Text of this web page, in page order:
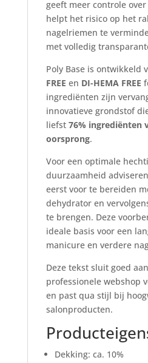
geeft meer controle
helpt het risico op het
nagelriemen te
met volledig
Poly Base is ontwikkeld
FREE en DI-HEMA FREE
ingrediënten zijn
innovatieve grondstof
liefst 76% ingrediënten
oorsprong.
Voor een optimale
duurzaamheid
eerst voor te bereiden
dehydrator en
te brengen. Deze
ideale basis voor een
manicure en verdere
Deze tekst sluit goed
professionele webshop
en past qua stijl bij
salonproducten.
Dekking: ca. 10%